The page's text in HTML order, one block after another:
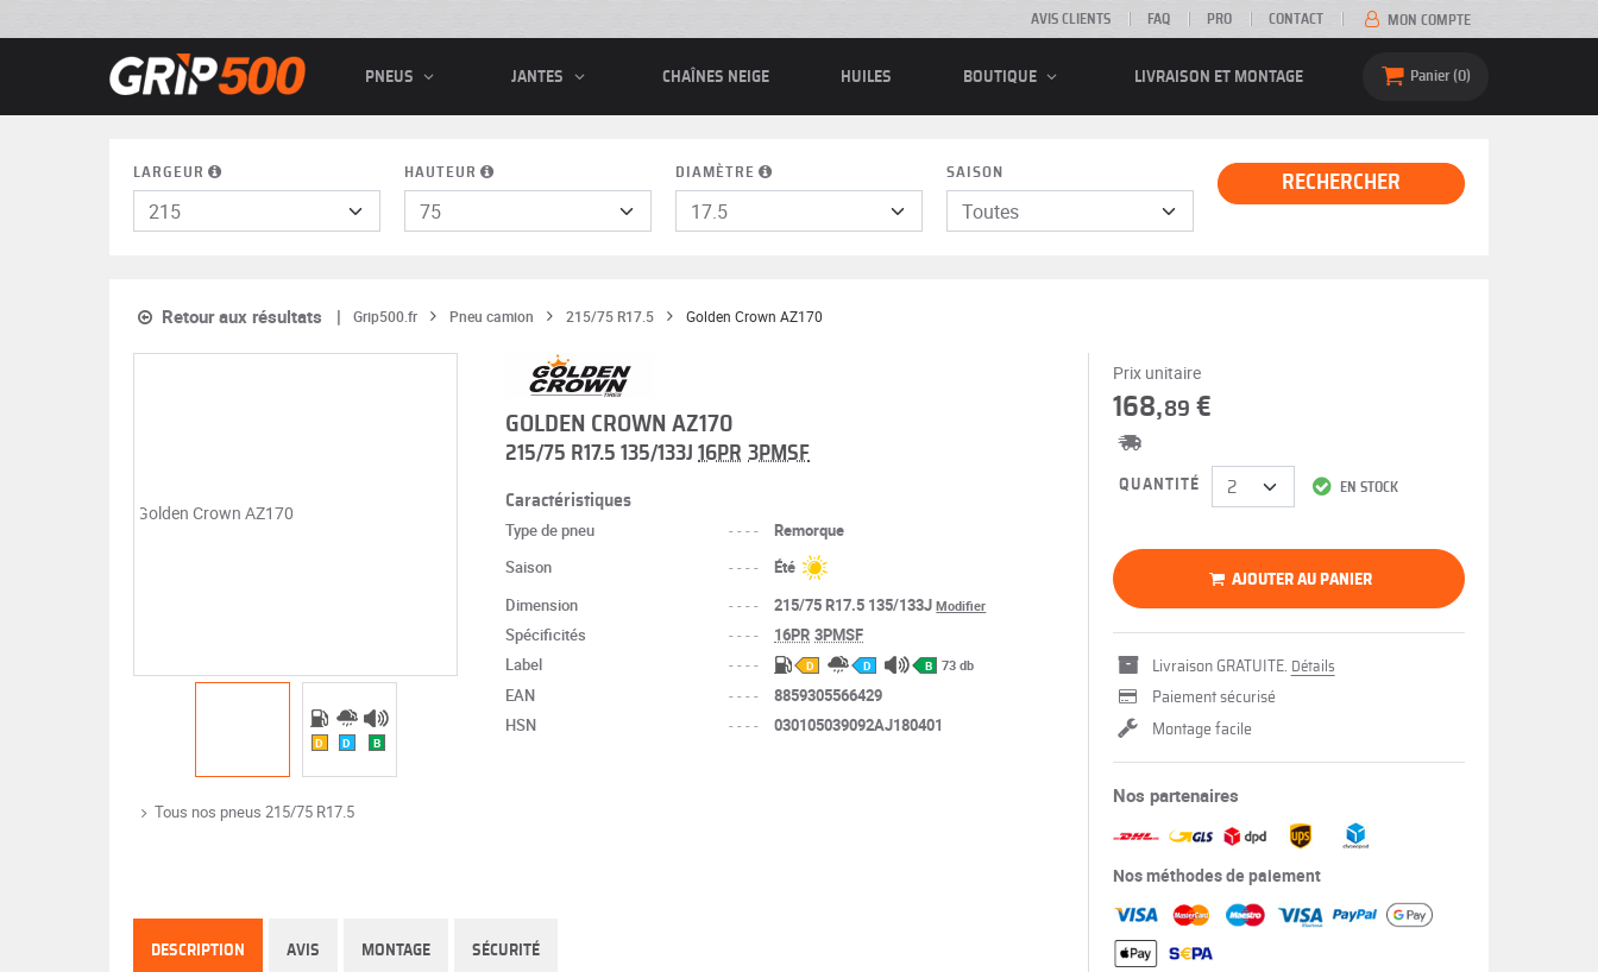
AVIS CLIENTS FAQ PRO CONTACT MON COMPTE
PNEUS JANTES CHAÎNES NEIGE HUILES BOUTIQUE LIVRAISON ET MONTAGE Panier 0
LARGEUR HAUTEUR DIAMÈTRE SAISON RECHERCHER
Retour aux résultats Grip500.fr Pneu camion 215/75 R17.5 Golden Crown AZ170
215/75 R17.5 135/133J
73
D D B
Tous nos pneus 215/75 R17.5
GOLDEN CROWN AZ170
215/75 R17.5 135/133J16PR 3PMSF
Caractéristiques
Type de pneu ----
Remorque
Saison
----
Été
Dimension
---- 215/75 R17.5 135/133JModifier
Spécificités ---- 16PR 3PMSF
Label
---- D D B 73 db
EAN ----
8859305566429
HSN
---- 030105039092AJ180401
Prix unitaire
168,89 €
EN STOCK
QUANTITÉ
AJOUTER AU PANIER
Livraison GRATUITE. Détails
Paiement sécurisé
Montage facile
Nos partenaires
Nos méthodes de paiement
DESCRIPTION AVIS MONTAGE SÉCURITÉ